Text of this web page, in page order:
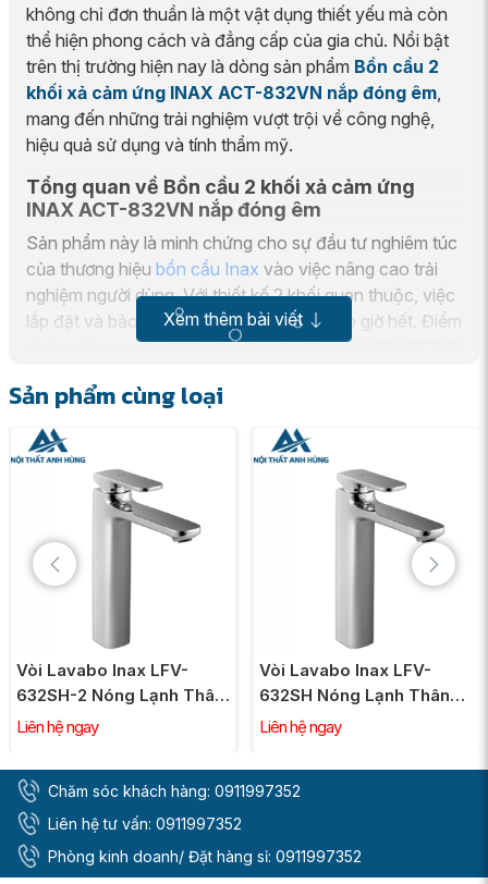
không chỉ đơn thuần là một vật dụng thiết yếu mà còn
thể hiện phong cách và đẳng cấp của gia chủ. Nổi bật
trên thị trường hiện nay là dòng sản phẩm Bồn cầu 2
khối xả cảm ứng INAX ACT-832VN nắp đóng êm
mang đến những trải nghiệm vượt trội về công nghệ,
hiệu quả sử dụng và tính thẩm mỹ.
Tổng quan về Bồn cầu 2 khối xả cảm ứng
INAX ACT-832VN nắp đóng êm
Sản phẩm này là minh chứng cho sự đầu tư nghiêm túc
của thương hiệu bồn cầu Inax vào việc nâng cao trải
nghiệm người dùng. Với thiết kế 2 khối quen thuộc, việc
lắp đặt và bảo trì trở nên đơn giản hơn bao giờ hết. Điểm
nhấn chính tạo nên sự khác biệt của INAX ACT-832VN
tiện lợi và vệ sinh tối ưu, kết hợp với nắp đóng êm ái,
giảm thiểu tiếng ồn và tăng tuổi thọ cho sản phẩm.
Ưu điểm nổi bật của Bồn cầu 2 khối xả
cảm ứng INAX ACT-832VN
1. Công nghệ xả cảm ứng tiên tiến
Xem thêm bài viết
Sản phẩm cùng loại
Vòi Lavabo Inax LFV-
632SH-2 Nóng Lạnh Thân
Cao Gồm Nút Chặn Nước
Liên hệ ngay
Vòi Lavabo Inax LFV-
632SH Nóng Lạnh Thân
Cao
Liên hệ ngay
Chăm sóc khách hàng: 0911997352
Liên hệ tư vấn: 0911997352
Phòng kinh doanh/ Đặt hàng sỉ: 0911997352